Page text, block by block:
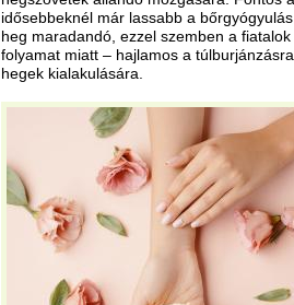
idősebbeknél már lassabb a
heg maradandó, ezzel szemben a
folyamat miatt – hajlamos a
hegek kialakulására.